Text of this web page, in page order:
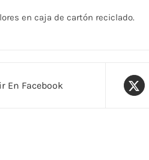
en caja de cartón reciclado.
En Facebook